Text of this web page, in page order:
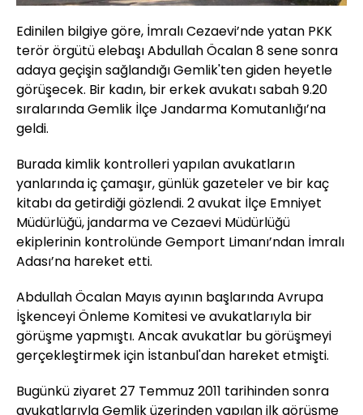
Edinilen bilgiye göre, İmralı Cezaevi’nde yatan PKK
terör örgütü elebaşı Abdullah Öcalan 8 sene sonra
adaya geçişin sağlandığı Gemlik'ten giden heyetle
görüşecek. Bir kadın, bir erkek avukatı sabah 9.20
sıralarında Gemlik İlçe Jandarma Komutanlığı’na
geldi.
Burada kimlik kontrolleri yapılan avukatların
yanlarında iç çamaşır, günlük gazeteler ve bir kaç
kitabı da getirdiği gözlendi. 2 avukat İlçe Emniyet
Müdürlüğü, jandarma ve Cezaevi Müdürlüğü
ekiplerinin kontrolünde Gemport Limanı’ndan İmralı
Adası’na hareket etti.
Abdullah Öcalan Mayıs ayının başlarında Avrupa
İşkenceyi Önleme Komitesi ve avukatlarıyla bir
görüşme yapmıştı. Ancak avukatlar bu görüşmeyi
gerçekleştirmek için İstanbul'dan hareket etmişti.
Bugünkü ziyaret 27 Temmuz 2011 tarihinden sonra
avukatlarıyla Gemlik üzerinden yapılan ilk görüşme